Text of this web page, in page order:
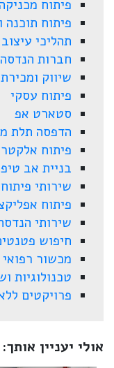
פיתוח
פיתוח תוכנה
תהליכי
חברות
שיווק
פיתוח עסקי
סטארט אפ
הדפסה תלת
פיתוח
בניית אב
שירותי
פיתוח
שירותי
חיפוש
מכשור רפואי
טכנולוגיות
פרויקטים
אולי יעניין אותך: